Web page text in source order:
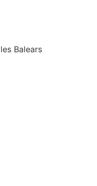
Balears